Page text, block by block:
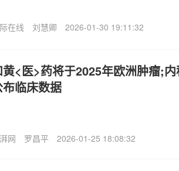
在线 刘慧卿 2026-01-30 19:11:32
<医>药将于2025年欧洲肿瘤;
布临床数据
网 罗昌平 2026-01-25 18:08:32